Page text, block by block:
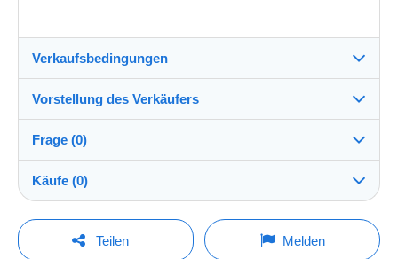
Verkaufsbedingungen
Versand nach:
Die Liste der Länder einsehen
Versand:
Vorkasse
Zu Lasten des Käufers
Vorstellung des Verkäufers
livingmemories100%(1924x)
Shop
Frage (0)
Um eine Frage stellen zu können, müssen Sie
Käufe (0)
Letzte Aktualisierung: 10:19:13
Teilen Melden